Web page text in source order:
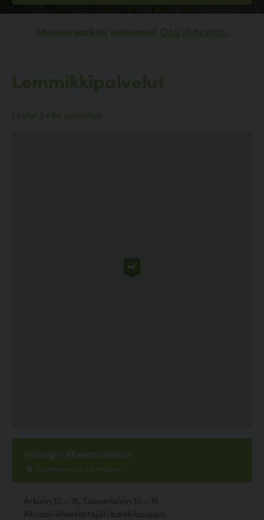
Mainospaikka vapaana! Ota yhteyttä.
Lemmikkipalvelut
Löytyi 2494 palvelua
Helsingin Akvaariokeskus
Itämerenkatu 26, Helsinki
Arkisin 10 - 18, Lauantaisin 10 - 15
Akvaarioharrastajan karkkikauppa.